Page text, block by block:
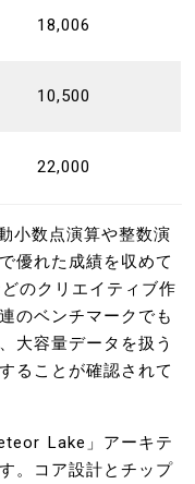
18,006
10,500
22,000
小数点演算や整数演
優れた成績を収めて
のクリエイティブ作
のベンチマークでも
大容量データを扱う
ることが確認されて
Lake」アーキテ
。コア設計とチップ